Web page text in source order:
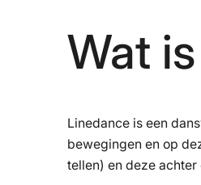
Wat
Linedance is een
bewegingen en op
tellen) en deze